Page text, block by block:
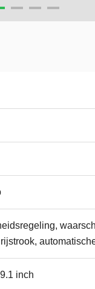
inch